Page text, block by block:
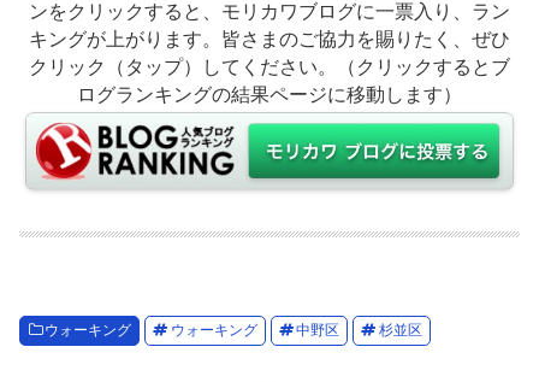
ンをクリックすると、モリカワブログに一票入り、ラン
キングが上がります。皆さまのご協力を賜りたく、ぜひ
クリック（タップ）してください。（クリックするとブ
ログランキングの結果ページに移動します）
ウォーキング ウォーキング 中野区 杉並区